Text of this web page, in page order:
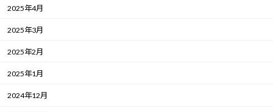
2025年4月
2025年3月
2025年2月
2025年1月
2024年12月